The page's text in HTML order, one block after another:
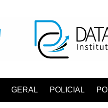
GERAL POLICIAL